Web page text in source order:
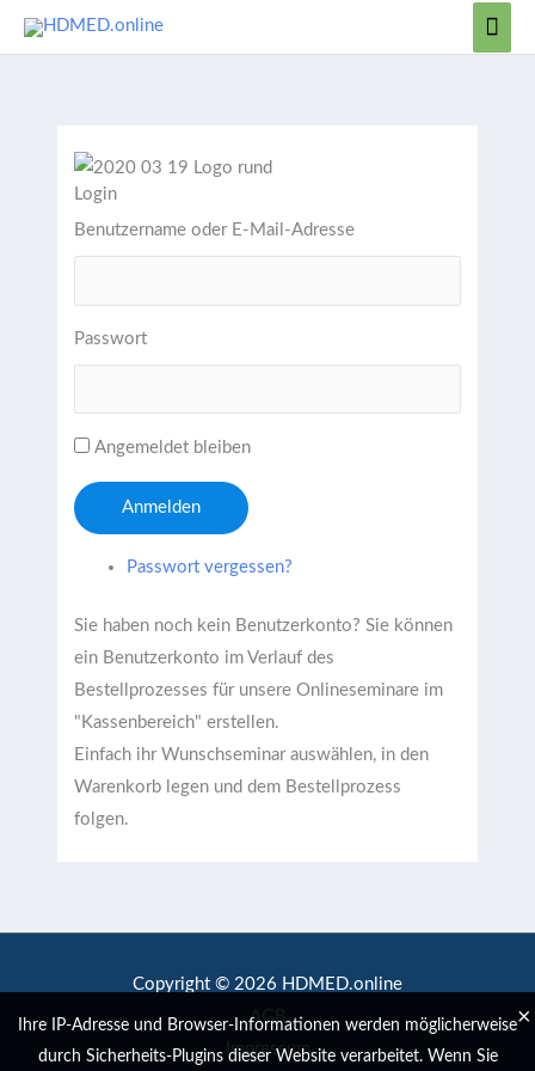
Zum
Login
Benutzername oder E-Mail-Adresse
Passwort
Angemeldet bleiben
Anmelden
Passwort vergessen?
Sie haben noch kein Benutzerkonto? Sie können
ein Benutzerkonto im Verlauf des
Bestellprozesses für unsere Onlineseminare im
"Kassenbereich" erstellen.
Einfach ihr Wunschseminar auswählen, in den
Warenkorb legen und dem Bestellprozess
folgen.
Copyright © 2026 HDMED.online
AGB
Impressum
Ihre IP-Adresse und Browser-Informationen werden möglicherweise
durch Sicherheits-Plugins dieser Website verarbeitet. Wenn Sie
×